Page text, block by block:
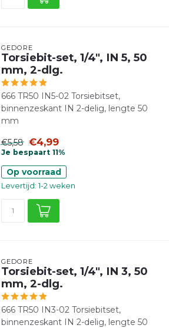
GEDORE
Torsiebit-set, 1/4", IN 5, 50
mm, 2-dlg.
666 TR50 IN5-02 Torsiebitset,
binnenzeskant IN 2-delig, lengte 50
mm
€5,58 €4,99
Je bespaart 11%
Op voorraad
Levertijd: 1-2 weken
GEDORE
Torsiebit-set, 1/4", IN 3, 50
mm, 2-dlg.
666 TR50 IN3-02 Torsiebitset,
binnenzeskant IN 2-delig, lengte 50